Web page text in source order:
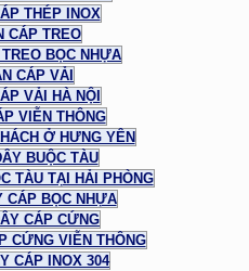
THÉP INOX
CÁP TREO
BỌC NHỰA
CÁP VẢI
VẢI HÀ NỘI
VIỄN THÔNG
Ở HƯNG YÊN
BUỘC TÀU
TÀU TẠI HẢI PHÒNG
CÁP BỌC NHỰA
CÁP CỨNG
CỨNG VIỄN THÔNG
CÁP INOX 304